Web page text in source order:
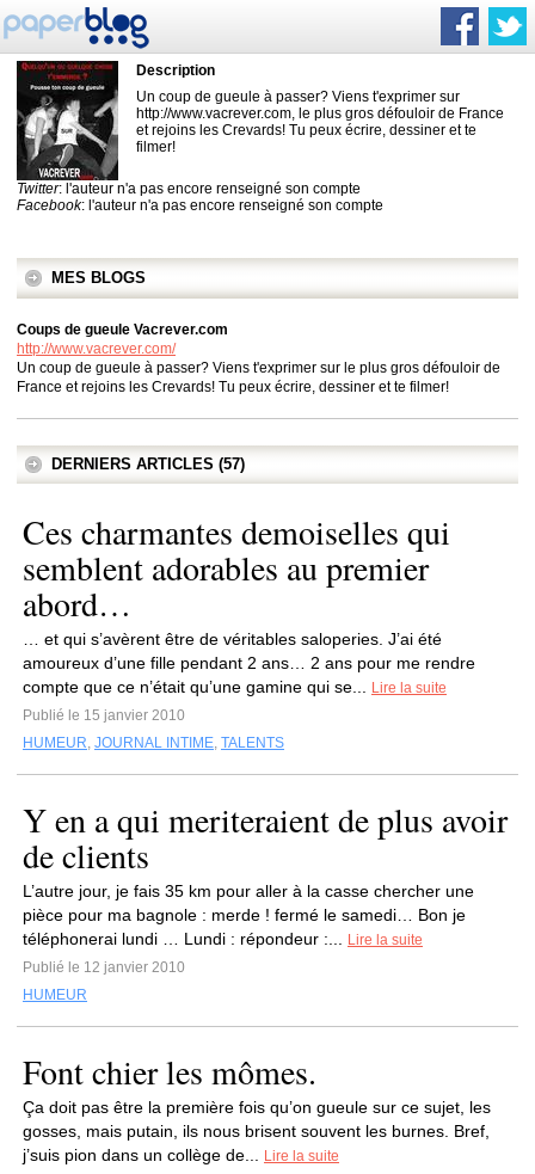
Description
Un coup de gueule à passer? Viens t'exprimer sur
http://www.vacrever.com, le plus gros défouloir de France
et rejoins les Crevards! Tu peux écrire, dessiner et te
filmer!
Twitter: l'auteur n'a pas encore renseigné son compte
Facebook: l'auteur n'a pas encore renseigné son compte
MES BLOGS
Coups de gueule Vacrever.com
http://www.vacrever.com/
Un coup de gueule à passer? Viens t'exprimer sur le plus gros défouloir de
France et rejoins les Crevards! Tu peux écrire, dessiner et te filmer!
DERNIERS ARTICLES (57)
Ces charmantes demoiselles qui
semblent adorables au premier
abord…
… et qui s’avèrent être de véritables saloperies. J’ai été
amoureux d’une fille pendant 2 ans… 2 ans pour me rendre
compte que ce n’était qu’une gamine qui se...
Lire la suite
Publié le 15 janvier 2010
HUMEUR, JOURNAL INTIME, TALENTS
Y en a qui meriteraient de plus avoir
de clients
L’autre jour, je fais 35 km pour aller à la casse chercher une
pièce pour ma bagnole : merde ! fermé le samedi… Bon je
téléphonerai lundi … Lundi : répondeur :...
Lire la suite
Publié le 12 janvier 2010
HUMEUR
Font chier les mômes.
Ça doit pas être la première fois qu’on gueule sur ce sujet, les
gosses, mais putain, ils nous brisent souvent les burnes. Bref,
j’suis pion dans un collège de...
Lire la suite